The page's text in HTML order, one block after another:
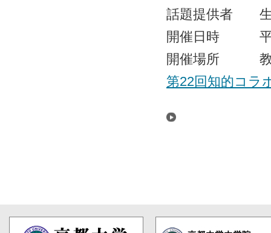
話題提供者 生
開催日時 平成
開催場所 教
第22回知的コラ